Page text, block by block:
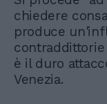
chiedere
produce
è il duro
Venezia.